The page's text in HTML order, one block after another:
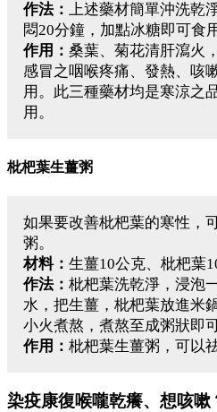
作法： 上述藥材簡單沖洗乾
悶20分鐘，加點冰糖即可食用
作用： 桑葉、菊花清肝瀉火
感冒之咽喉疼痛、發熱、咳
用。此三種藥材均是寒涼之
用。
枇杷葉生薑粥
如果要改善枇杷葉的寒性，
粥。
材料： 生薑10公克、枇杷葉
作法： 枇杷葉洗乾淨，浸泡
水，把生薑，枇杷葉放進米
小火煮熬，煮熬至成粥狀即
作用： 枇杷葉生薑粥，可以
染疫康復喉嚨乾癢、想咳嗽